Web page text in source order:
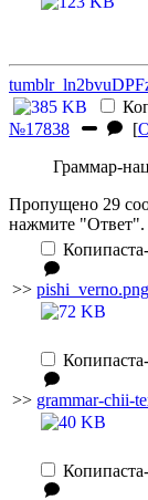
№17838
[
Граммар-
Пропущено 29
нажмите "Ответ".
>> pishi_verno.png
>> grammar-chii-